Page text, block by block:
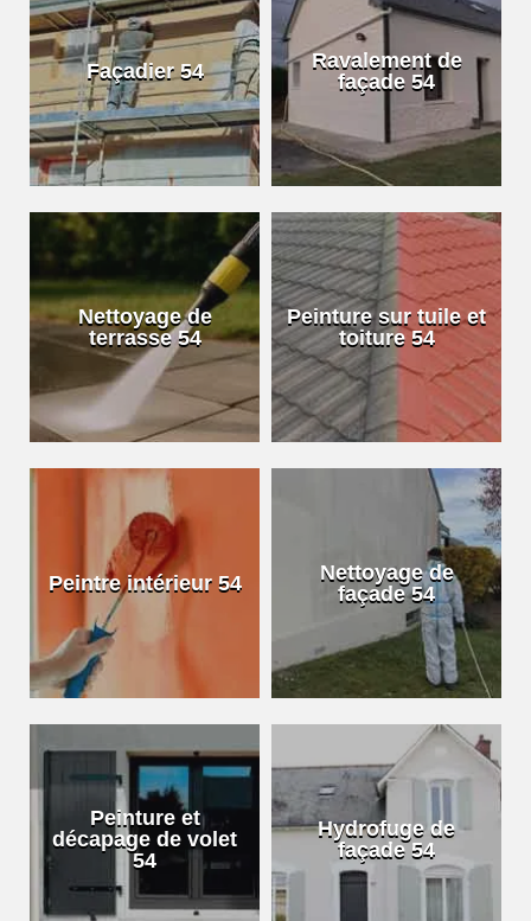
Façadier 54
Ravalement de
façade 54
Nettoyage de
terrasse 54
Peinture sur tuile et
toiture 54
Peintre intérieur 54
Nettoyage de
façade 54
Peinture et
décapage de volet
54
Hydrofuge de
façade 54